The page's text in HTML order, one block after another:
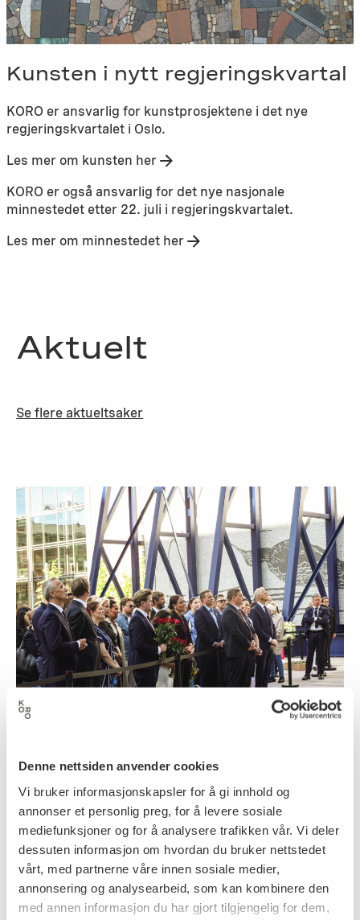
Denne nettsiden anvender cookies
Vi bruker informasjonskapsler for å gi innhold og
annonser et personlig preg, for å levere sosiale
mediefunksjoner og for å analysere trafikken vår. Vi deler
dessuten informasjon om hvordan du bruker nettstedet
vårt, med partnerne våre innen sosiale medier,
annonsering og analysearbeid, som kan kombinere den
med annen informasjon du har gjort tilgjengelig for dem,
Niklas
Hart
/
Kunsten i nytt regjeringskvartal
KORO er ansvarlig for kunstprosjektene i det nye
regjeringskvartalet i Oslo.
Les mer om kunsten her
KORO er også ansvarlig for det nye nasjonale
minnestedet etter 22. juli i regjeringskvartalet.
Les mer om minnestedet her
Aktuelt
Se flere aktueltsaker
juli er tema på Arendalsuka